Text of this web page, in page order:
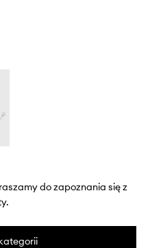
do zapoznania się z